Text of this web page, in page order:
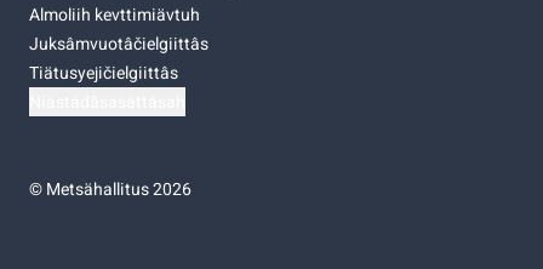
Almoliih kevttimiävtuh
Juksâmvuotâčielgiittâs
Tiätusyejičielgiittâs
©Metsähallitus 2026